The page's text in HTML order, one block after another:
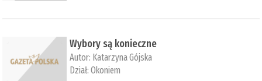
Wybory są konieczne
Autor: Katarzyna Gójska
Dział:Okoniem